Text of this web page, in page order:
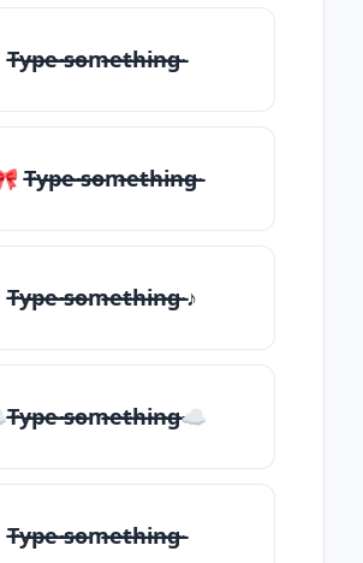
T̶̴y̶̴p̶̴e̶̴ ̶̴s̶̴o̶̴m̶̴e̶̴t̶̴h̶̴i̶̴n̶̴g̶̴
T̶̴y̶̴p̶̴e̶̴ ̶̴s̶̴o̶̴m̶̴e̶̴t̶̴h̶̴i̶̴n̶̴g̶̴
T̶̴y̶̴p̶̴e̶̴ ̶̴s̶̴o̶̴m̶̴e̶̴t̶̴h̶̴i̶̴n̶̴g̶̴ ♪
̶̴s̶̴o̶̴m̶̴e̶̴t̶̴h̶̴i̶̴n̶̴g̶̴☁
T̶̴y̶̴p̶̴e̶̴ ̶̴s̶̴o̶̴m̶̴e̶̴t̶̴h̶̴i̶̴n̶̴g̶̴